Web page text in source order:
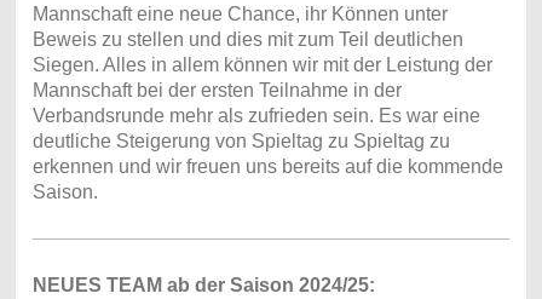
Mannschaft eine neue Chance, ihr Können unter
Beweis zu stellen und dies mit zum Teil deutlichen
Siegen. Alles in allem können wir mit der Leistung der
Mannschaft bei der ersten Teilnahme in der
Verbandsrunde mehr als zufrieden sein. Es war eine
deutliche Steigerung von Spieltag zu Spieltag zu
erkennen und wir freuen uns bereits auf die kommende
Saison.
NEUES TEAM ab der Saison 2024/25: